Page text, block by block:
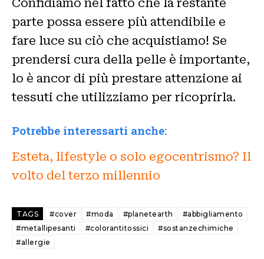
parte possa essere più attendibile e
fare luce su ciò che acquistiamo! Se
prendersi cura della pelle è importante,
lo è ancor di più prestare attenzione ai
tessuti che utilizziamo per ricoprirla.
Potrebbe interessarti anche:
Esteta, lifestyle o solo egocentrismo? Il
volto del terzo millennio
TAGS #cover #moda #planetearth
#abbigliamento
#metallipesanti
#colorantitossici
#sostanzechimiche
#allergie